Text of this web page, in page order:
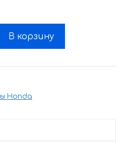
Количество
В корзину
Honda